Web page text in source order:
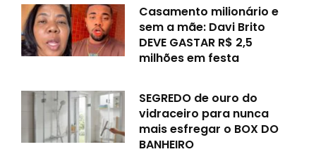
Casamento milionário e
sem a mãe: Davi Brito
DEVE GASTAR R$ 2,5
milhões em festa
SEGREDO de ouro do
vidraceiro para nunca
mais esfregar o BOX DO
BANHEIRO